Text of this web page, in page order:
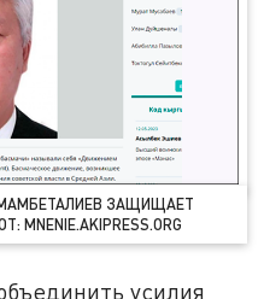
ЗАЩИЩАЕТ
усилия